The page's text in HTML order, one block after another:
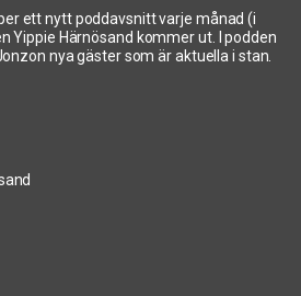
ett nytt poddavsnitt varje månad (i
Yippie Härnösand kommer ut. I podden
nya gäster som är aktuella i stan.